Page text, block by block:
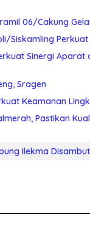
06/Cakung
Siskamling Perkuat
Sinergi Aparat
Sragen
Keamanan
Pastikan
Ilekma